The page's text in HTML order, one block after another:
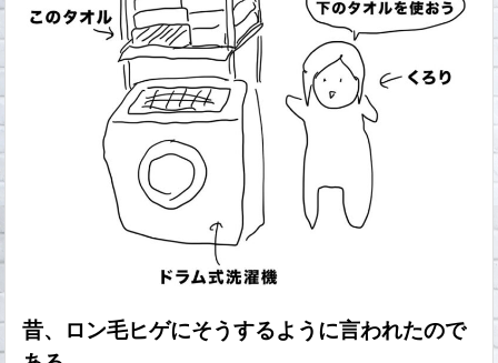
昔、ロン毛ヒゲにそうするように言われたので